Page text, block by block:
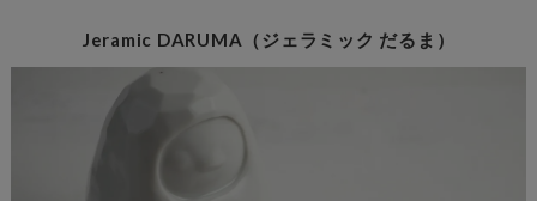
Jeramic DARUMA（ジェラミック だるま）